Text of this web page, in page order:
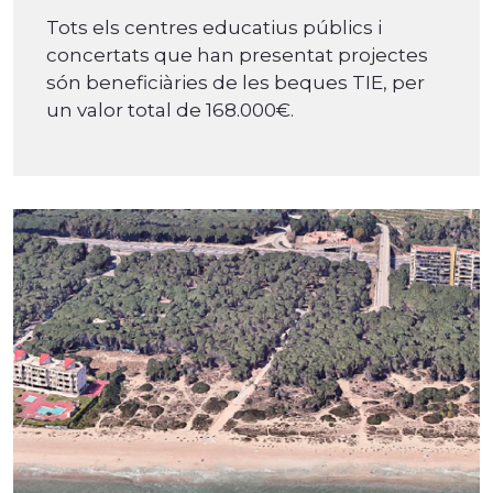
Tots els centres educatius públics i
concertats que han presentat projectes
són beneficiàries de les beques TIE, per
un valor total de 168.000€.